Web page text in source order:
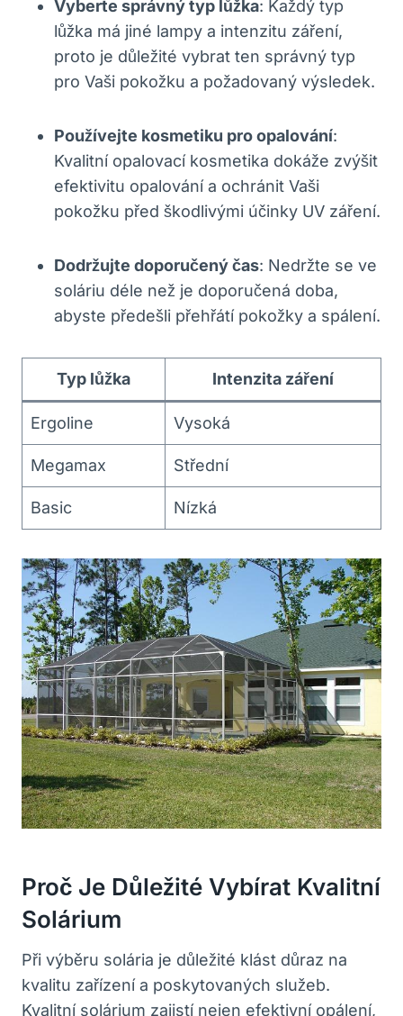
Vyberte správný typ lůžka: Každý typ
lůžka má jiné lampy a intenzitu záření,
proto je důležité vybrat ten správný typ
pro Vaši pokožku a požadovaný výsledek.
Používejte kosmetiku pro opalování:
Kvalitní opalovací kosmetika dokáže zvýšit
efektivitu opalování a ochránit Vaši
pokožku před škodlivými účinky UV záření.
Dodržujte doporučený čas: Nedržte se ve
soláriu déle než je doporučená doba,
abyste předešli přehřátí pokožky a spálení.
Typ lůžka Intenzita záření
Ergoline Vysoká
Megamax Střední
Basic Nízká
Proč Je Důležité Vybírat Kvalitní
Solárium
Při výběru solária je důležité klást důraz na
kvalitu zařízení a poskytovaných služeb.
Kvalitní solárium zajistí nejen efektivní opálení,